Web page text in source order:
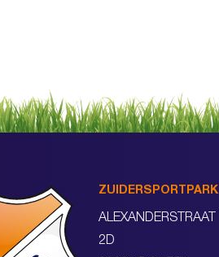
ZUIDERSPORTPARK
ALEXANDERSTRAAT
2D